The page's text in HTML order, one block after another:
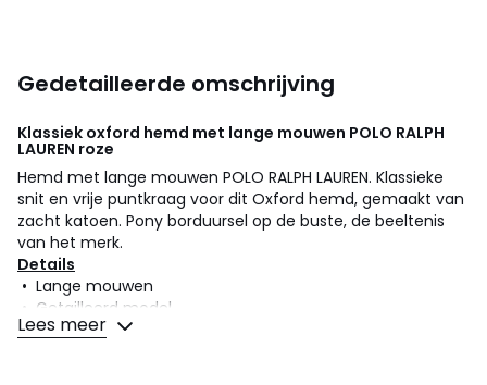
Gedetailleerde omschrijving
Klassiek oxford hemd met lange mouwen POLO RALPH
LAUREN roze
Hemd met lange mouwen POLO RALPH LAUREN. Klassieke
snit en vrije puntkraag voor dit Oxford hemd, gemaakt van
zacht katoen. Pony borduursel op de buste, de beeltenis
van het merk.
Details
• Lange mouwen
• Getailleerd model
• Polo/hemdskraag
Lees meer